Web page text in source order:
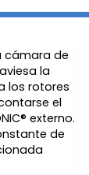
cámara de
la
los rotores
el
externo.
de